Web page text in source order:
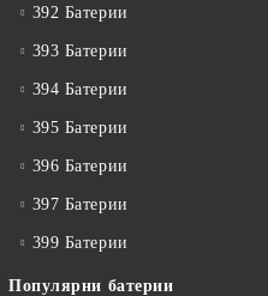
392 Батерии
393 Батерии
394 Батерии
395 Батерии
396 Батерии
397 Батерии
399 Батерии
Популярни батерии